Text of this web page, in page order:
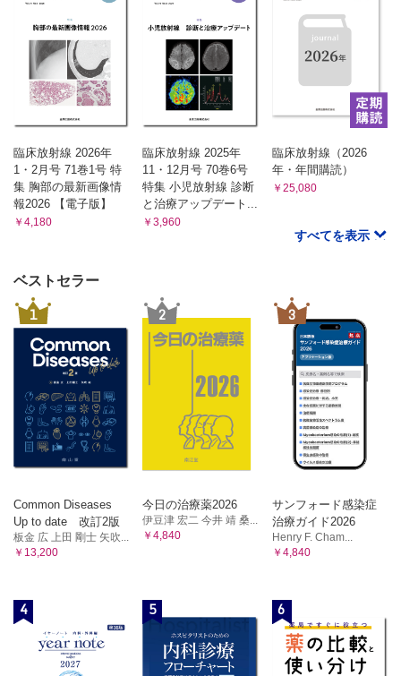
臨床放射線 2026年
1・2月号 71巻1号 特
集 胸部の最新画像情
報2026 【電子版】
￥4,180
臨床放射線 2025年
11・12月号 70巻6号
特集 小児放射線 診断
と治療アップデート...
￥3,960
臨床放射線（2026
年・年間購読）
￥25,080
すべてを表示
ベストセラー
1
Common Diseases
Up to date 改訂2版
板金 広 上田 剛士 矢吹...
￥13,200
2
今日の治療薬2026
伊豆津 宏二 今井 靖 桑...
￥4,840
3
サンフォード感染症
治療ガイド2026
Henry F. Cham...
￥4,840
4 5 6